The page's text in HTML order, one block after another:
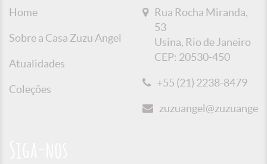
Home
Sobre a Casa Zuzu Angel
Atualidades
Coleções
Rua Rocha Miranda,
53
Usina, Rio de Janeiro
CEP: 20530-450
+55 (21) 2238-8479